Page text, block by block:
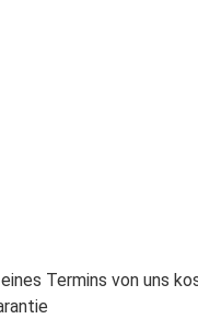
Termins von uns